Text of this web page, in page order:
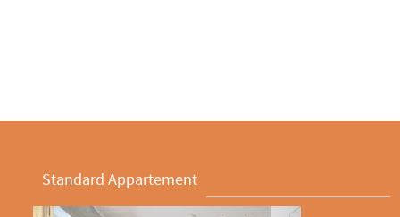
Standard Appartement